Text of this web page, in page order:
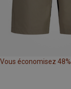
Vous économisez 48%